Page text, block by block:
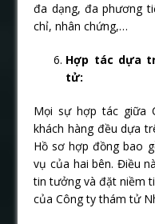
đa dạng, đa phương
chỉ, nhân chứng,…
Hợp tác dựa
tử:
Mọi sự hợp tác giữa
khách hàng đều dựa
Hồ sơ hợp đồng bao
vụ của hai bên. Điều
tin tưởng và đặt niềm
của Công ty thám tử